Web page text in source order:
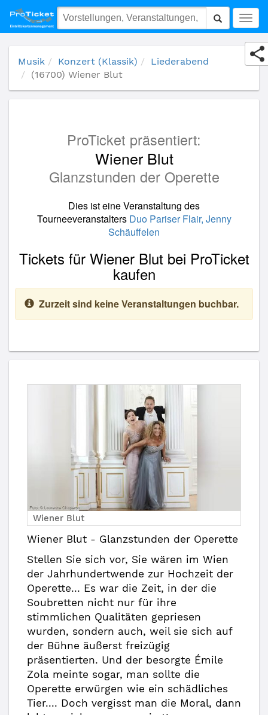
(16700) Wiener Blut
Musik Konzert (Klassik)
Liederabend
(16700) Wiener Blut
ProTicket präsentiert:
Wiener Blut
Glanzstunden der Operette
Dies ist eine Veranstaltung des
Tourneeveranstalters Duo Pariser Flair, Jenny
Schäuffelen
Tickets für Wiener Blut bei ProTicket
kaufen
Zurzeit sind keine Veranstaltungen buchbar.
Wiener Blut
Wiener Blut - Glanzstunden der Operette
Stellen Sie sich vor, Sie wären im Wien
der Jahrhundertwende zur Hochzeit der
Operette... Es war die Zeit, in der die
Soubretten nicht nur für ihre
stimmlichen Qualitäten gepriesen
wurden, sondern auch, weil sie sich auf
der Bühne äußerst freizügig
präsentierten. Und der besorgte Émile
Zola meinte sogar, man sollte die
Operette erwürgen wie ein schädliches
Tier.... Doch vergisst man die Moral, dann